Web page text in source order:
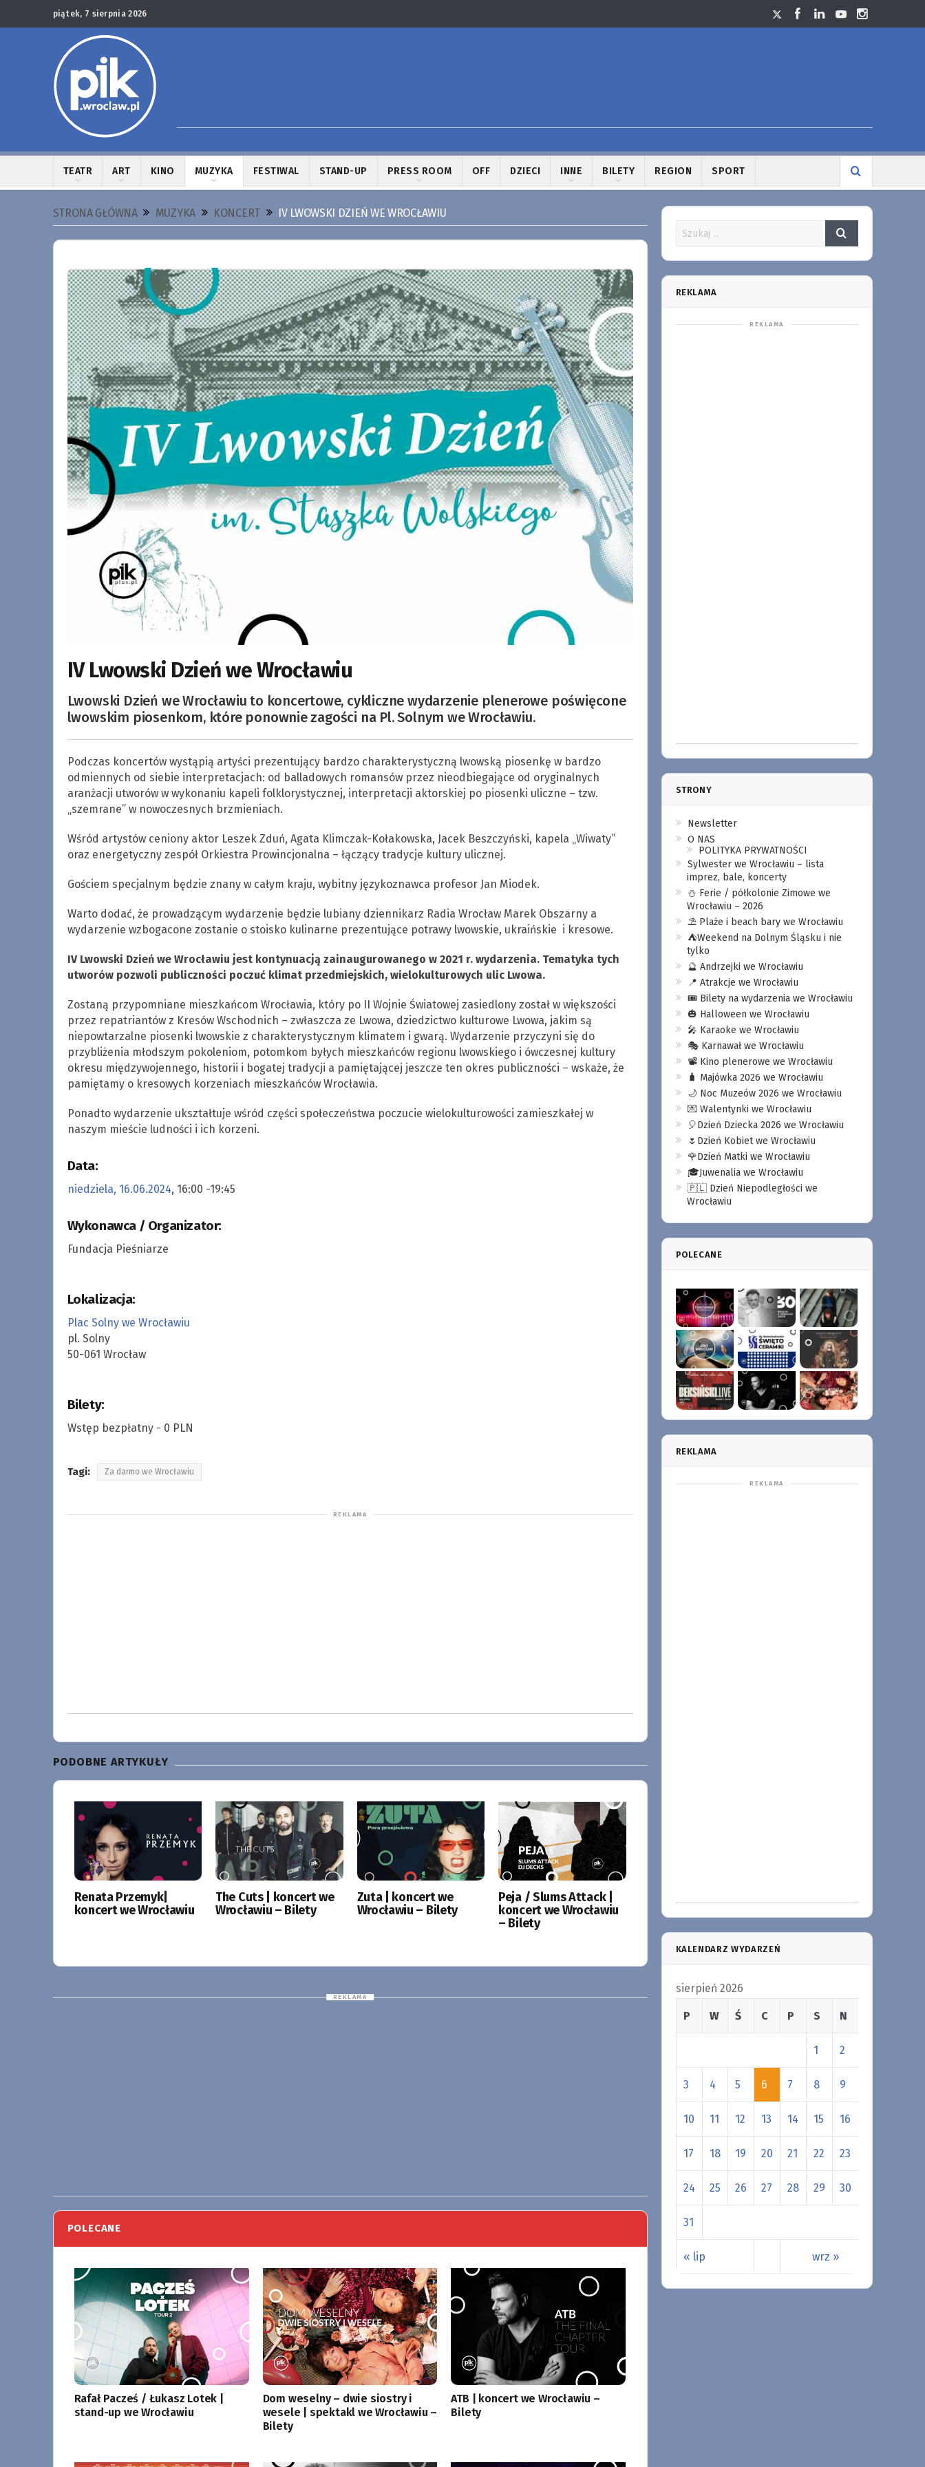
piątek, 7 sierpnia 2026
TEATR ART KINO MUZYKA FESTIWAL STAND-UP PRESS ROOM OFF DZIECI INNE BILETY REGION SPORT
STRONA GŁÓWNA MUZYKA KONCERT IV LWOWSKI DZIEŃ WE WROCŁAWIU
IV Lwowski Dzień we Wrocławiu
Lwowski Dzień we Wrocławiu to koncertowe, cykliczne wydarzenie plenerowe poświęcone
lwowskim piosenkom, które ponownie zagości na Pl. Solnym we Wrocławiu.
Podczas koncertów wystąpią artyści prezentujący bardzo charakterystyczną lwowską piosenkę w bardzo
odmiennych od siebie interpretacjach: od balladowych romansów przez nieodbiegające od oryginalnych
aranżacji utworów w wykonaniu kapeli folklorystycznej, interpretacji aktorskiej po piosenki uliczne – tzw.
„szemrane” w nowoczesnych brzmieniach.
Wśród artystów ceniony aktor Leszek Zduń, Agata Klimczak-Kołakowska, Jacek Beszczyński, kapela „Wiwaty”
oraz energetyczny zespół Orkiestra Prowincjonalna – łączący tradycje kultury ulicznej.
Gościem specjalnym będzie znany w całym kraju, wybitny językoznawca profesor Jan Miodek.
Warto dodać, że prowadzącym wydarzenie będzie lubiany dziennikarz Radia Wrocław Marek Obszarny a
wydarzenie wzbogacone zostanie o stoisko kulinarne prezentujące potrawy lwowskie, ukraińskie i kresowe.
IV Lwowski Dzień we Wrocławiu jest kontynuacją zainaugurowanego w 2021 r. wydarzenia. Tematyka tych
utworów pozwoli publiczności poczuć klimat przedmiejskich, wielokulturowych ulic Lwowa.
Zostaną przypomniane mieszkańcom Wrocławia, który po II Wojnie Światowej zasiedlony został w większości
przez repatriantów z Kresów Wschodnich – zwłaszcza ze Lwowa, dziedzictwo kulturowe Lwowa, jakim są
niepowtarzalne piosenki lwowskie z charakterystycznym klimatem i gwarą. Wydarzenie przyczyni się do
przybliżenia młodszym pokoleniom, potomkom byłych mieszkańców regionu lwowskiego i ówczesnej kultury
okresu międzywojennego, historii i bogatej tradycji a pamiętającej jeszcze ten okres publiczności – wskaże, że
pamiętamy o kresowych korzeniach mieszkańców Wrocławia.
Ponadto wydarzenie ukształtuje wśród części społeczeństwa poczucie wielokulturowości zamieszkałej w
naszym mieście ludności i ich korzeni.
Data:
niedziela, 16.06.2024, 16:00 -19:45
Wykonawca / Organizator:
Fundacja Pieśniarze
Lokalizacja:
Plac Solny we Wrocławiu
pl. Solny
50-061 Wrocław
Bilety:
Wstęp bezpłatny - 0 PLN
Tagi: Za darmo we Wrocławiu
PODOBNE ARTYKUŁY
Renata Przemyk|
koncert we Wrocławiu
The Cuts | koncert we
Wrocławiu – Bilety
Zuta | koncert we
Wrocławiu – Bilety
Peja / Slums Attack |
koncert we Wrocławiu
– Bilety
POLECANE
Rafał Pacześ / Łukasz Lotek |
stand-up we Wrocławiu
Dom weselny – dwie siostry i
wesele | spektakl we Wrocławiu –
Bilety
ATB | koncert we Wrocławiu –
Bilety
REKLAMA
STRONY
Newsletter
O NAS
POLITYKA PRYWATNOŚCI
Sylwester we Wrocławiu – lista
imprez, bale, koncerty
⛄️ Ferie / półkolonie Zimowe we
Wrocławiu – 2026
⛱️ Plaże i beach bary we Wrocławiu
⛺️Weekend na Dolnym Śląsku i nie
tylko
🔮 Andrzejki we Wrocławiu
📍 Atrakcje we Wrocławiu
🎟️ Bilety na wydarzenia we Wrocławiu
🎃 Halloween we Wrocławiu
🎤 Karaoke we Wrocławiu
🎭 Karnawał we Wrocławiu
📽️ Kino plenerowe we Wrocławiu
🧳 Majówka 2026 we Wrocławiu
🌙 Noc Muzeów 2026 we Wrocławiu
💌 Walentynki we Wrocławiu
🎈Dzień Dziecka 2026 we Wrocławiu
🌷Dzień Kobiet we Wrocławiu
🌹Dzień Matki we Wrocławiu
🎓Juwenalia we Wrocławiu
🇵🇱 Dzień Niepodległości we
Wrocławiu
POLECANE
REKLAMA
KALENDARZ WYDARZEŃ
sierpień 2026
P W Ś C P S N
« lip wrz »
1 2
3 4 5 6 7 8 9
10 11 12 13 14 15 16
17 18 19 20 21 22 23
24 25 26 27 28 29 30
31